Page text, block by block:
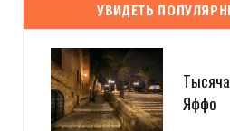
УВИДЕТЬ
Яффо